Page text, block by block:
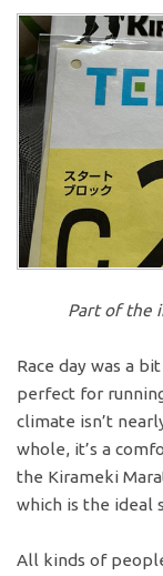
Part of the
Race day was a
perfect for
climate isn’t
whole, it’s a
the Kirameki
which is the ideal
All kinds of